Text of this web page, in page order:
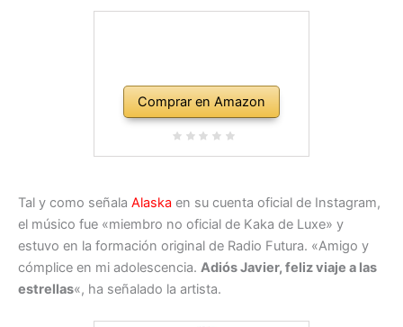
Comprar en Amazon
Tal y como señala Alaska en su cuenta oficial de Instagram,
el músico fue «miembro no oficial de Kaka de Luxe» y
estuvo en la formación original de Radio Futura. «Amigo y
cómplice en mi adolescencia. Adiós Javier, feliz viaje a las
estrellas«, ha señalado la artista.